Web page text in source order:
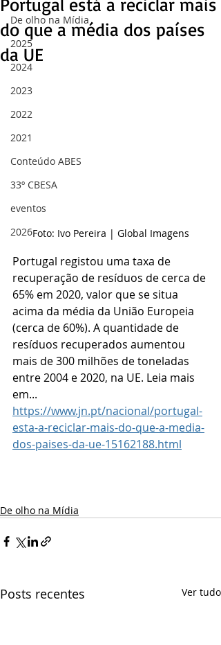
De olho na Mídia
2025
2024
2023
2022
2021
Conteúdo ABES
33º CBESA
eventos
2026
do que a média dos países
da UE
Foto: Ivo Pereira | Global Imagens
Portugal registou uma taxa de
recuperação de resíduos de cerca de
65% em 2020, valor que se situa
acima da média da União Europeia
(cerca de 60%). A quantidade de
resíduos recuperados aumentou
mais de 300 milhões de toneladas
entre 2004 e 2020, na UE. Leia mais
em...
https://www.jn.pt/nacional/portugal-
esta-a-reciclar-mais-do-que-a-media-
dos-paises-da-ue-15162188.html
De olho na Mídia
Posts recentes Ver tudo